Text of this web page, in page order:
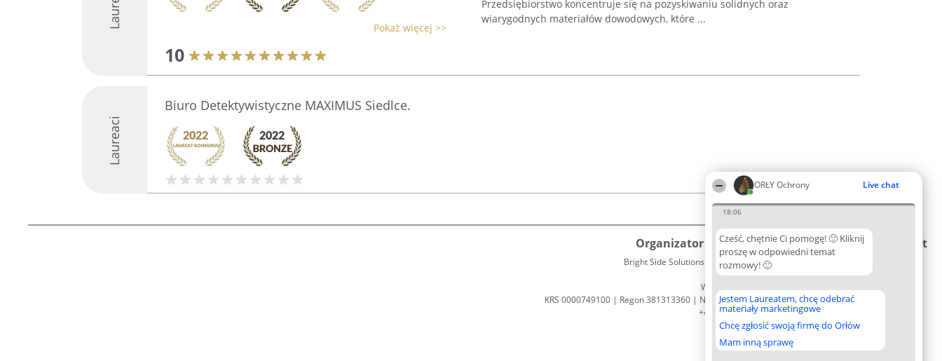
ORŁY Ochrony Live chat
18:06
Cześć, chętnie Ci pomogę! 🙂 Kliknij
proszę w odpowiedni temat
rozmowy! 🙂
Jestem Laureatem, chcę odebrać
materiały marketingowe
Chcę zgłosić swoją firmę do Orłów
Mam inną sprawę
Pokaż więcej >>
10
Przedsiębiorstwo koncentruje się na pozyskiwaniu solidnych oraz
wiarygodnych materiałów dowodowych, które ...
Laureaci
Biuro Detektywistyczne MAXIMUS Siedlce.
Organizator plebiscytu
Bright Side Solutions sp. z o. o. sp. k.
ul. Ruska 22
Wrocław 50-079
KRS 0000749100 | Regon 381313360 | NIP 8943132676
+48 508 492 400
Plebiscyt
Lista
Laureatów
Zasady
Regulamin
Prywatności
Kontakt